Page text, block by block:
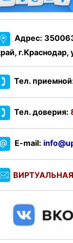
Адрес:
Тел.
Тел. доверия:
E-mail: